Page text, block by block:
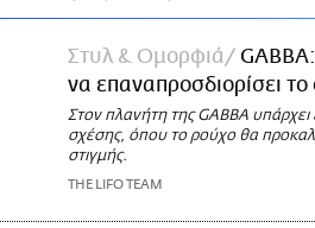
Στυλ & Ομορφιά
να επαναπροσδιορίσει
Στον πλανήτη της GABBA υπάρχει
σχέσης, όπου το ρούχο θα
στιγμής.
THE LIFO TEAM